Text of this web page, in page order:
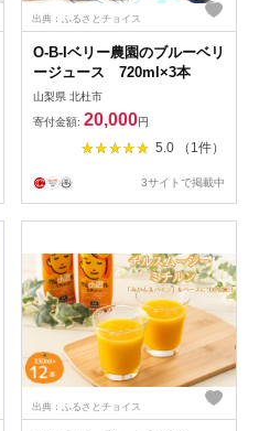
出典：ふるさとチョイス
O-B-Iベリー農園のブルーベリ
ージュース 720ml×3本
山梨県 北杜市
寄付金額: 20,000円
5.0 （1件）
3サイトで掲載中
出典：ふるさとチョイス